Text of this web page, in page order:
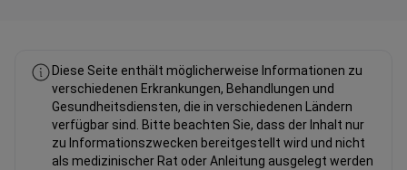
Diese Seite enthält möglicherweise Informationen zu
verschiedenen Erkrankungen, Behandlungen und
Gesundheitsdiensten, die in verschiedenen Ländern
verfügbar sind. Bitte beachten Sie, dass der Inhalt nur
zu Informationszwecken bereitgestellt wird und nicht
als medizinischer Rat oder Anleitung ausgelegt werden